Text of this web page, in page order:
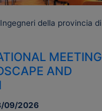
della provincia di
MEETING
AND
09/2026